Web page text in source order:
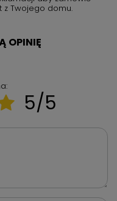
z Twojego domu.
OPINIĘ
5/5